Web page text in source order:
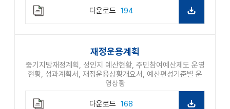
다운로드 194
재정운용계획
중기지방재정계획, 성인지 예산현황, 주민참여예산제도 운영
현황, 성과계획서, 재정운용상황개요서, 예산편성기준별 운
영상황
다운로드 168